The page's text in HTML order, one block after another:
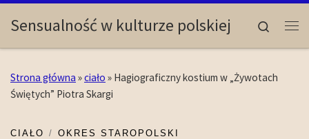
Skip to content
Sensualność w kulturze polskiej
Search
Strona główna »ciało » Hagiograficzny kostium w „Żywotach
Świętych” Piotra Skargi
CIAŁO OKRES STAROPOLSKI